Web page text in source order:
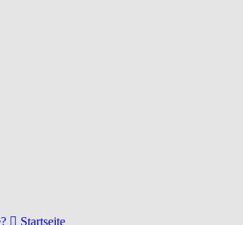
Startseite